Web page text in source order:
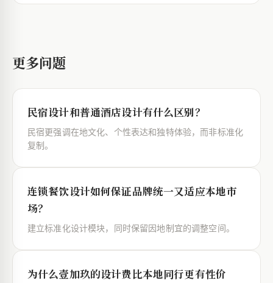
更多问题
民宿设计和普通酒店设计有什么区别？
民宿更强调在地文化、个性表达和独特体验，而非标准化
复制。
连锁餐饮设计如何保证品牌统一又适应本地市
场？
建立标准化设计模块，同时保留因地制宜的调整空间。
为什么壹加玖的设计费比本地同行更有性价